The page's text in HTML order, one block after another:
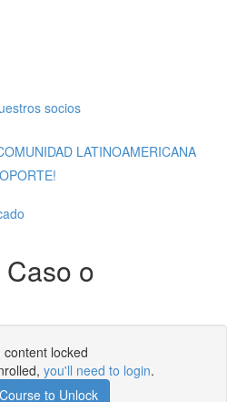
socios
LATINOAMERICANA
o
content locked
you'll need to login.
to Unlock